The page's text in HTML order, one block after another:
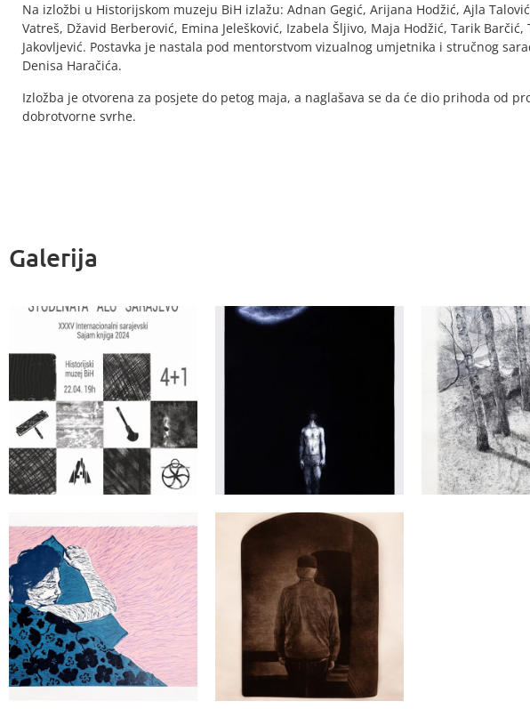
Na izložbi u Historijskom muzeju BiH izlažu: Adnan Gegić, Arijana Hodžić, Ajla
Vatreš, Džavid Berberović, Emina Jelešković, Izabela Šljivo, Maja Hodžić, Tarik
Jakovljević. Postavka je nastala pod mentorstvom vizualnog umjetnika i stručnog
Denisa Haračića.
Izložba je otvorena za posjete do petog maja, a naglašava se da će dio prihoda od
dobrotvorne svrhe.
Galerija